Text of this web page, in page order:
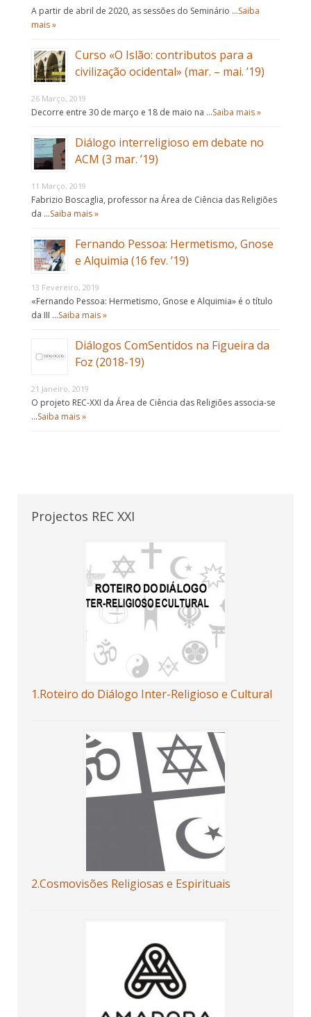
A partir de abril de 2020, as sessões do Seminário …Saiba
mais »
Curso «O Islão: contributos para a
civilização ocidental» (mar. – mai. ’19)
26 Março, 2019
Decorre entre 30 de março e 18 de maio na …Saiba mais »
Diálogo interreligioso em debate no
ACM (3 mar. ’19)
11 Março, 2019
Fabrizio Boscaglia, professor na Área de Ciência das Religiões
da …Saiba mais »
Fernando Pessoa: Hermetismo, Gnose
e Alquimia (16 fev. ’19)
13 Fevereiro, 2019
«Fernando Pessoa: Hermetismo, Gnose e Alquimia» é o título
da III …Saiba mais »
Diálogos ComSentidos na Figueira da
Foz (2018-19)
21 Janeiro, 2019
O projeto REC-XXI da Área de Ciência das Religiões associa-se
…Saiba mais »
Projectos REC XXI
1.Roteiro do Diálogo Inter-Religioso e Cultural
2.Cosmovisões Religiosas e Espirituais